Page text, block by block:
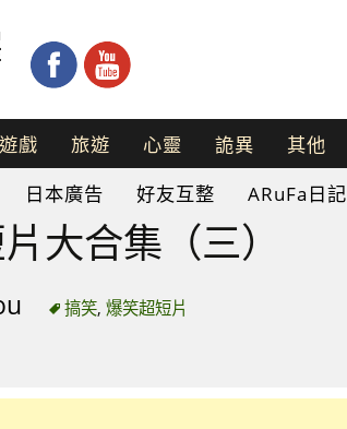
遊戲 旅遊 心靈 詭異 其他
日本廣告 好友互整 ARuFa日記
大合集（三）
搞笑,爆笑超短片